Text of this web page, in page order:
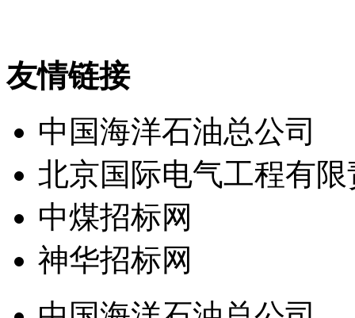
友情链接
中国海洋石油总公司
北京国际电气工程有
中煤招标网
神华招标网